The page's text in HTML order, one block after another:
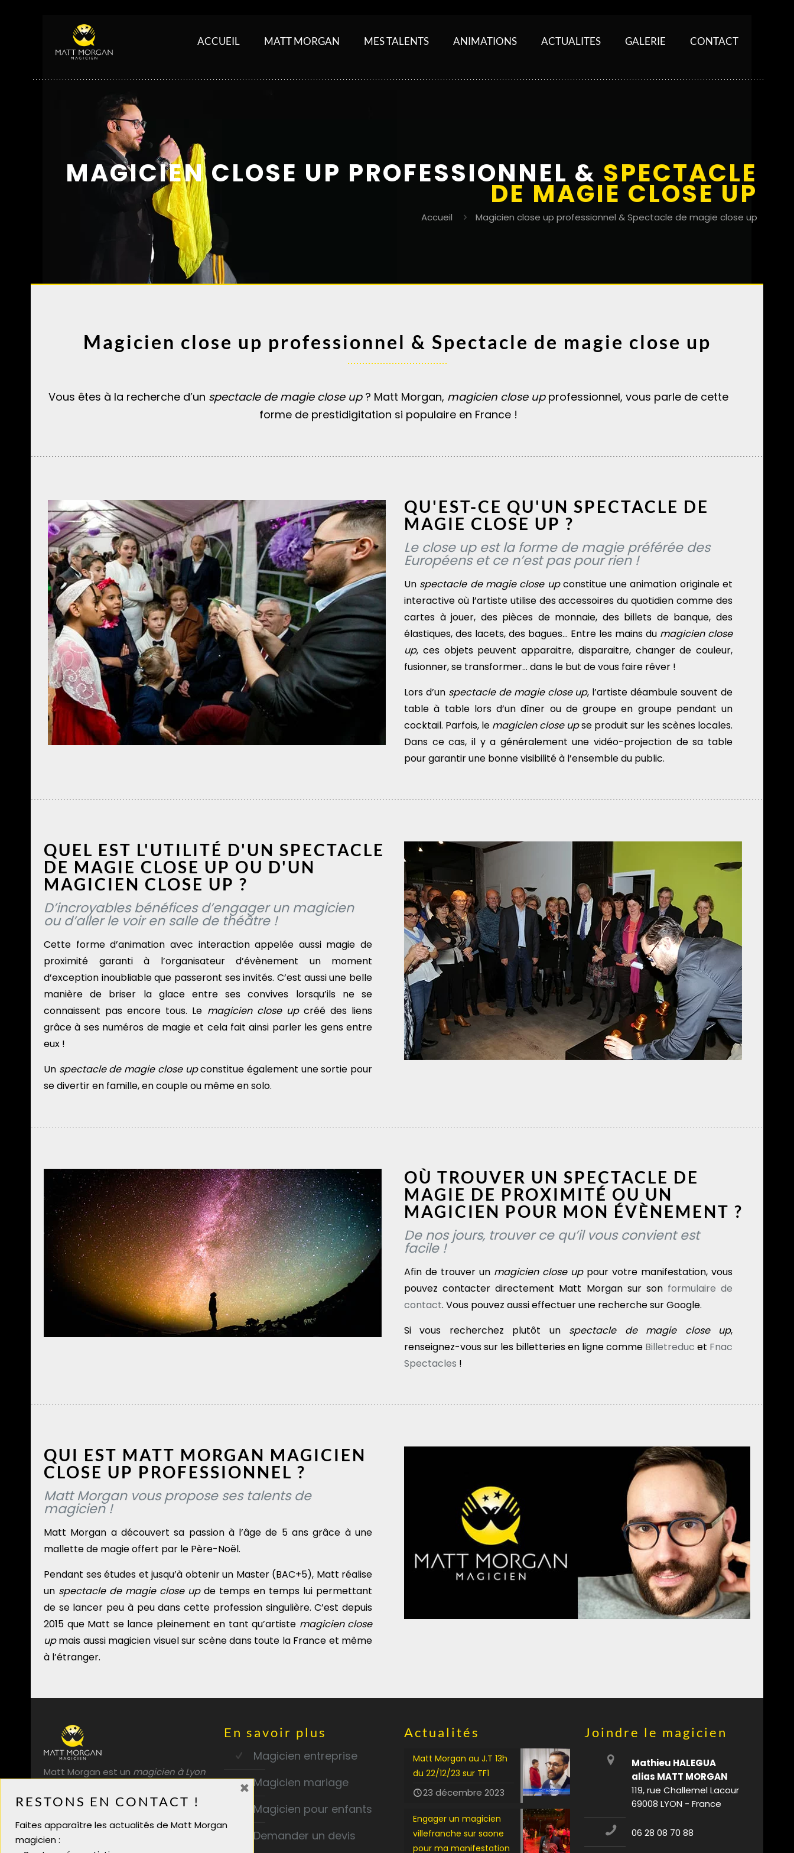
ACCUEIL MATT MORGAN MES TALENTS ANIMATIONS ACTUALITES GALERIE CONTACT
MAGICIEN CLOSE UP PROFESSIONNEL & SPECTACLE
DE MAGIE CLOSE UP
Accueil Magicien close up professionnel & Spectacle de magie close up
Magicien close up professionnel & Spectacle de magie close up
Vous êtes à la recherche d’un spectacle de magie close up? Matt Morgan, magicien close upprofessionnel, vous parle de cette
forme de prestidigitation si populaire en France !
QU'EST-CE QU'UN SPECTACLE DE
MAGIE CLOSE UP ?
Le close up est la forme de magie préférée des
Européens et ce n’est pas pour rien !
Un spectacle de magie close upconstitue une animation originale et
interactive où l’artiste utilise des accessoires du quotidien comme des
cartes à jouer, des pièces de monnaie, des billets de banque, des
élastiques, des lacets, des bagues… Entre les mains du magicien close
up, ces objets peuvent apparaitre, disparaitre, changer de couleur,
fusionner, se transformer… dans le but de vous faire rêver !
Lors d’un spectacle de magie close up, l’artiste déambule souvent de
table à table lors d’un dîner ou de groupe en groupe pendant un
cocktail. Parfois, le magicien close upse produit sur les scènes locales.
Dans ce cas, il y a généralement une vidéo-projection de sa table
pour garantir une bonne visibilité à l’ensemble du public.
QUEL EST L'UTILITÉ D'UN SPECTACLE
DE MAGIE CLOSE UP OU D'UN
MAGICIEN CLOSE UP ?
D’incroyables bénéfices d’engager un magicien
ou d’aller le voir en salle de théâtre !
Cette forme d’animation avec interaction appelée aussi magie de
proximité garanti à l’organisateur d’évènement un moment
d’exception inoubliable que passeront ses invités. C’est aussi une belle
manière de briser la glace entre ses convives lorsqu’ils ne se
connaissent pas encore tous. Le magicien close upcréé des liens
grâce à ses numéros de magie et cela fait ainsi parler les gens entre
eux !
Un spectacle de magie close upconstitue également une sortie pour
se divertir en famille, en couple ou même en solo.
OÙ TROUVER UN SPECTACLE DE
MAGIE DE PROXIMITÉ OU UN
MAGICIEN POUR MON ÉVÈNEMENT ?
De nos jours, trouver ce qu’il vous convient est
facile !
Afin de trouver un magicien close uppour votre manifestation, vous
pouvez contacter directement Matt Morgan sur son formulaire de
contact. Vous pouvez aussi effectuer une recherche sur Google.
Si vous recherchez plutôt un spectacle de magie close up,
renseignez-vous sur les billetteries en ligne comme Billetreduc et Fnac
Spectacles !
QUI EST MATT MORGAN MAGICIEN
CLOSE UP PROFESSIONNEL ?
Matt Morgan vous propose ses talents de
magicien !
Matt Morgan a découvert sa passion à l’âge de 5 ans grâce à une
mallette de magie offert par le Père-Noël.
Pendant ses études et jusqu’à obtenir un Master (BAC+5), Matt réalise
un spectacle de magie close upde temps en temps lui permettant
de se lancer peu à peu dans cette profession singulière. C’est depuis
2015 que Matt se lance pleinement en tant qu’artiste magicien close
upmais aussi magicien visuel sur scène dans toute la France et même
à l’étranger.
Matt Morgan est un magicien à Lyon
particuliers, spectacle de magie
magie à votre événement !
En savoir plus
Magicien entreprise
Magicien mariage
Magicien pour enfants
Demander un devis
Actualités
Matt Morgan au J.T 13h
du 22/12/23 sur TF1
23 décembre 2023
Engager un magicien
villefranche sur saone
pour ma manifestation
Joindre le magicien
Mathieu HALEGUA
alias MATT MORGAN
119, rue Challemel Lacour
69008 LYON - France
06 28 08 70 88
RESTONS EN CONTACT !
Faites apparaître les actualités de Matt Morgan
magicien :
×